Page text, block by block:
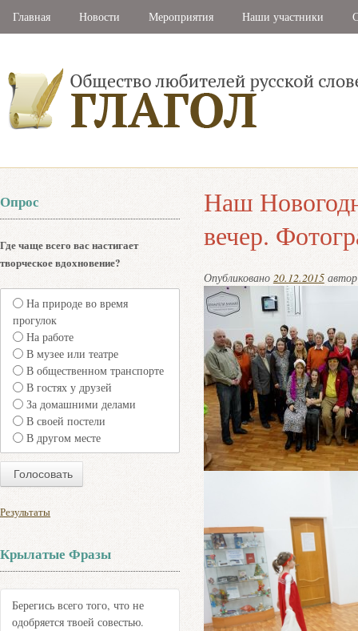
Главная Новости Мероприятия Наши участники
Наш
вечер.
Опубликовано 20.12.2015
Опрос
Где чаще всего вас настигает
творческое вдохновение?
На природе во время
прогулок
На работе
В музее или театре
В общественном транспорте
В гостях у друзей
За домашними делами
В своей постели
В другом месте
Результаты
Крылатые Фразы
Берегись всего того, что не
одобряется твоей совестью.